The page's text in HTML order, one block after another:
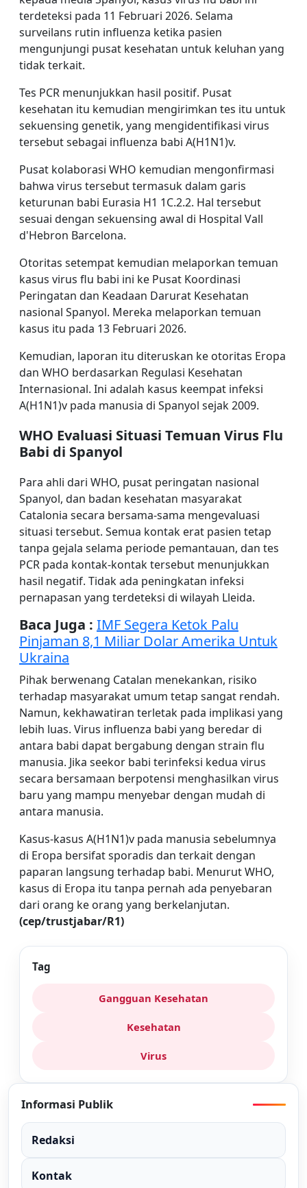
terdeteksi pada 11 Februari 2026. Selama
surveilans rutin influenza ketika pasien
mengunjungi pusat kesehatan untuk keluhan yang
tidak terkait.
Tes PCR menunjukkan hasil positif. Pusat
kesehatan itu kemudian mengirimkan tes itu untuk
sekuensing genetik, yang mengidentifikasi virus
tersebut sebagai influenza babi A(H1N1)v.
Pusat kolaborasi WHO kemudian mengonfirmasi
bahwa virus tersebut termasuk dalam garis
keturunan babi Eurasia H1 1C.2.2. Hal tersebut
sesuai dengan sekuensing awal di Hospital Vall
d'Hebron Barcelona.
Otoritas setempat kemudian melaporkan temuan
kasus virus flu babi ini ke Pusat Koordinasi
Peringatan dan Keadaan Darurat Kesehatan
nasional Spanyol. Mereka melaporkan temuan
kasus itu pada 13 Februari 2026.
Kemudian, laporan itu diteruskan ke otoritas Eropa
dan WHO berdasarkan Regulasi Kesehatan
Internasional. Ini adalah kasus keempat infeksi
A(H1N1)v pada manusia di Spanyol sejak 2009.
WHO Evaluasi Situasi Temuan Virus Flu
Babi di Spanyol
Para ahli dari WHO, pusat peringatan nasional
Spanyol, dan badan kesehatan masyarakat
Catalonia secara bersama-sama mengevaluasi
situasi tersebut. Semua kontak erat pasien tetap
tanpa gejala selama periode pemantauan, dan tes
PCR pada kontak-kontak tersebut menunjukkan
hasil negatif. Tidak ada peningkatan infeksi
pernapasan yang terdeteksi di wilayah Lleida.
Baca Juga : IMF Segera Ketok Palu
Pinjaman 8,1 Miliar Dolar Amerika Untuk
Ukraina
Pihak berwenang Catalan menekankan, risiko
terhadap masyarakat umum tetap sangat rendah.
Namun, kekhawatiran terletak pada implikasi yang
lebih luas. Virus influenza babi yang beredar di
antara babi dapat bergabung dengan strain flu
manusia. Jika seekor babi terinfeksi kedua virus
secara bersamaan berpotensi menghasilkan virus
baru yang mampu menyebar dengan mudah di
antara manusia.
Kasus-kasus A(H1N1)v pada manusia sebelumnya
di Eropa bersifat sporadis dan terkait dengan
paparan langsung terhadap babi. Menurut WHO,
kasus di Eropa itu tanpa pernah ada penyebaran
dari orang ke orang yang berkelanjutan.
(cep/trustjabar/R1)
Tag
Gangguan Kesehatan
Kesehatan
Virus
Informasi Publik
Redaksi
Kontak